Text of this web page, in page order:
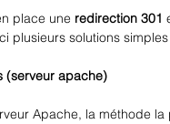
place une redirection 301
plusieurs solutions
(serveur apache)
Apache, la méthode